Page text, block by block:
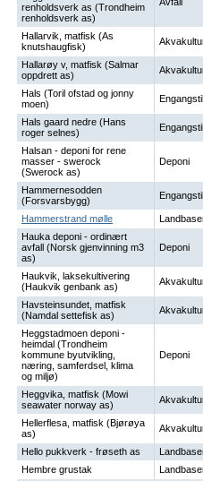
renholdsverk as (Trondheim
renholdsverk as)
Hallarvik, matfisk (As
knutshaugfisk)
Hallarøy v, matfisk (Salmar
oppdrett as)
Hals (Toril ofstad og jonny
moen)
Hals gaard nedre (Hans
roger selnes)
Halsan - deponi for rene
masser - swerock
(Swerock as)
Deponi
Hammernesodden
(Forsvarsbygg)
Hammerstrand mølle
Hauka deponi - ordinært
avfall (Norsk gjenvinning m3
as)
Deponi
Haukvik, laksekultivering
(Haukvik genbank as)
Havsteinsundet, matfisk
(Namdal settefisk as)
Heggstadmoen deponi -
heimdal (Trondheim
kommune byutvikling,
næring, samferdsel, klima
og miljø)
Deponi
Heggvika, matfisk (Mowi
seawater norway as)
Hellerflesa, matfisk (Bjørøya
as)
Hello pukkverk - frøseth as
Hembre grustak